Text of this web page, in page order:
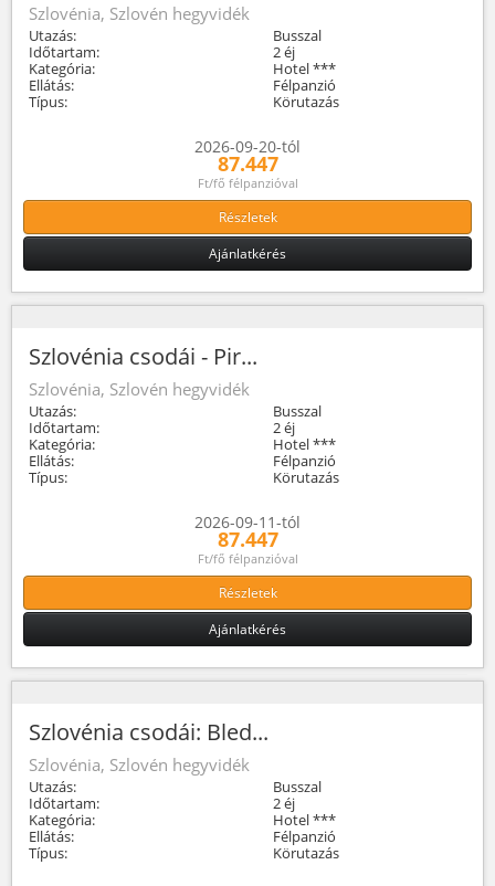
Szlovénia, Szlovén hegyvidék
Utazás:
Busszal
Időtartam:
2 éj
Kategória:
Hotel ***
Ellátás:
Félpanzió
Típus:
Körutazás
2026-09-20-tól
87.447
Ft/fő félpanzióval
Részletek
Ajánlatkérés
Szlovénia csodái - Pir...
Szlovénia, Szlovén hegyvidék
Utazás:
Busszal
Időtartam:
2 éj
Kategória:
Hotel ***
Ellátás:
Félpanzió
Típus:
Körutazás
2026-09-11-tól
87.447
Ft/fő félpanzióval
Részletek
Ajánlatkérés
Szlovénia csodái: Bled...
Szlovénia, Szlovén hegyvidék
Utazás:
Busszal
Időtartam:
2 éj
Kategória:
Hotel ***
Ellátás:
Félpanzió
Típus:
Körutazás